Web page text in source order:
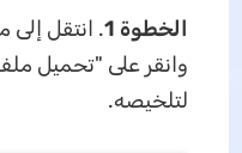
الخطوة 1
لتلخيصه.